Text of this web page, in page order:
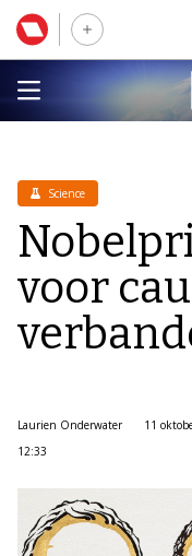
Science
voor
Laurien Onderwater
11
12:33